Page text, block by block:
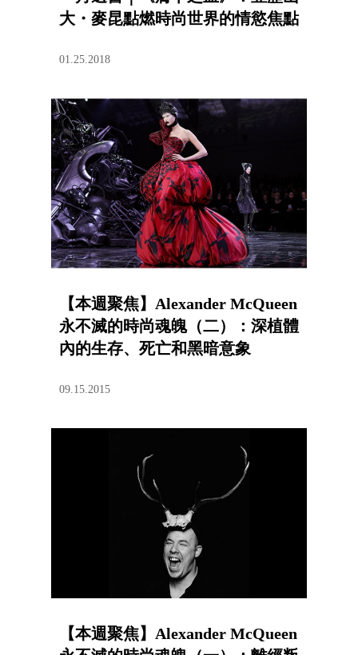
大・麥昆點燃時尚世界的情慾焦點
01.25.2018
【本週聚焦】Alexander McQueen
永不滅的時尚魂魄（二）：深植體
內的生存、死亡和黑暗意象
09.15.2015
【本週聚焦】Alexander McQueen